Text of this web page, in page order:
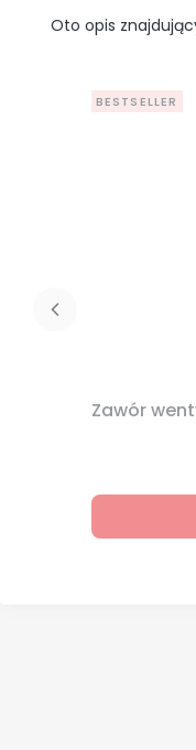
Oto opis
BESTSELLER
Zawór